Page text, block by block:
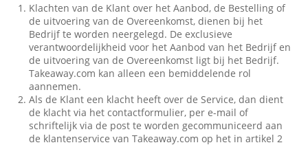
Klachten van de Klant over het Aanbod, de Bestelling of
de uitvoering van de Overeenkomst, dienen bij het
Bedrijf te worden neergelegd. De exclusieve
verantwoordelijkheid voor het Aanbod van het Bedrijf en
de uitvoering van de Overeenkomst ligt bij het Bedrijf.
Takeaway.com kan alleen een bemiddelende rol
aannemen.
Als de Klant een klacht heeft over de Service, dan dient
de klacht via het contactformulier, per e-mail of
schriftelijk via de post te worden gecommuniceerd aan
de klantenservice van Takeaway.com op het in artikel 2